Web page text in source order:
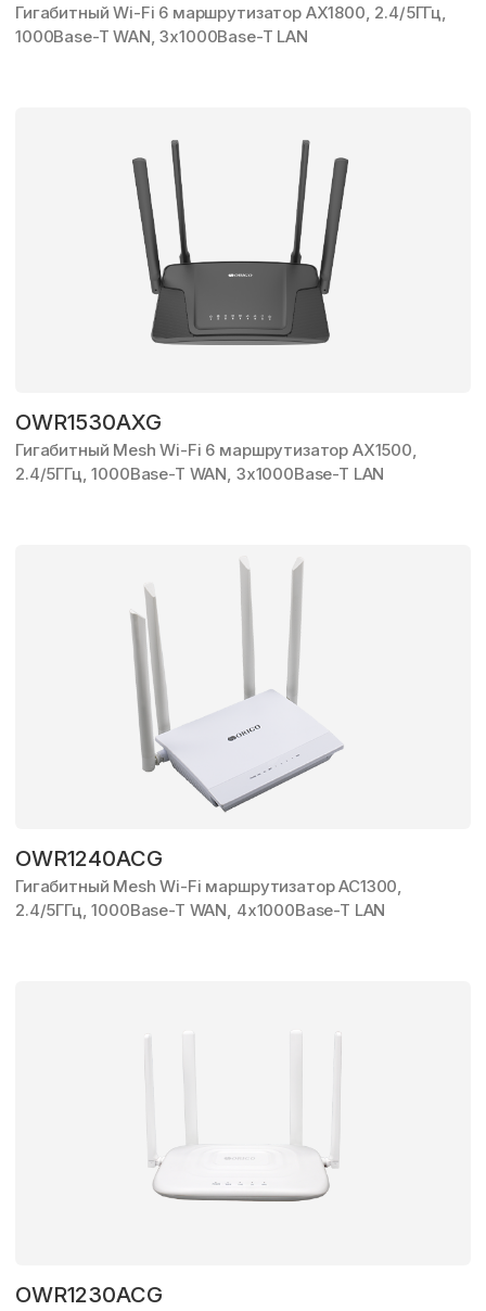
Гигабитный Wi-Fi 6 маршрутизатор AX1800, 2.4/5ГГц,
1000Base-T WAN, 3x1000Base-T LAN
OWR1530AXG
Гигабитный Mesh Wi-Fi 6 маршрутизатор AX1500,
2.4/5ГГц, 1000Base-T WAN, 3x1000Base-T LAN
OWR1240ACG
Гигабитный Mesh Wi-Fi маршрутизатор AC1300,
2.4/5ГГц,1000Base-T WAN, 4x1000Base-T LAN
OWR1230ACG